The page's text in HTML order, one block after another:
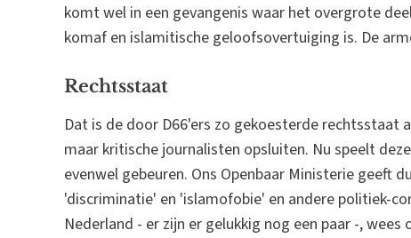
komt wel in een gevangenis waar het overgrote
komaf en islamitische geloofsovertuiging is. De
Rechtsstaat
Dat is de door D66'ers zo gekoesterde rechtsstaat
maar kritische journalisten opsluiten. Nu speelt
evenwel gebeuren. Ons Openbaar Ministerie geeft
'discriminatie' en 'islamofobie' en andere politiek-
Nederland - er zijn er gelukkig nog een paar -, wees